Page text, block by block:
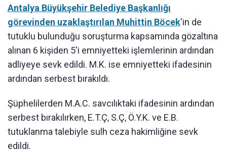
Antalya Büyükşehir Belediye Başkanlığı
görevinden uzaklaştırılan Muhittin Böcek'in de
tutuklu bulunduğu soruşturma kapsamında gözaltına
alınan 6 kişiden 5'i emniyetteki işlemlerinin ardından
adliyeye sevk edildi. M.K. ise emniyetteki ifadesinin
ardından serbest bırakıldı.
Şüphelilerden M.A.C. savcılıktaki ifadesinin ardından
serbest bırakılırken, E.T.Ç, S.Ç, Ö.Y.K. ve E.B.
tutuklanma talebiyle sulh ceza hakimliğine sevk
edildi.